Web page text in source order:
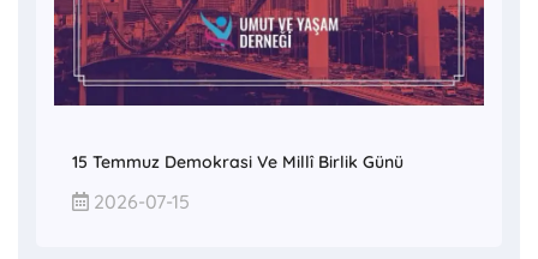
15 Temmuz Demokrasi Ve Millî Birlik Günü
2026-07-15